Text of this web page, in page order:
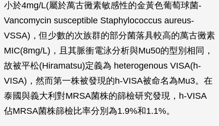
小於4mg/L(屬於萬古黴素敏感性的金黃色葡萄球菌-
Vancomycin susceptible Staphylococcus aureus-
VSSA) ，但少數的次族群的部分菌落具較高的萬古黴素
MIC(8mg/L)，且其脈衝電泳分析與Mu50的型別相同，
故被平松(Hiramatsu)定義為 heterogenous VISA(h-
VISA)，然而第一株被發現的h-VISA被命名為Mu3。在
泰國與義大利對MRSA菌株的篩檢研究發現，h-VISA
佔MRSA菌株篩檢比率分別為1.9%和1.1%。